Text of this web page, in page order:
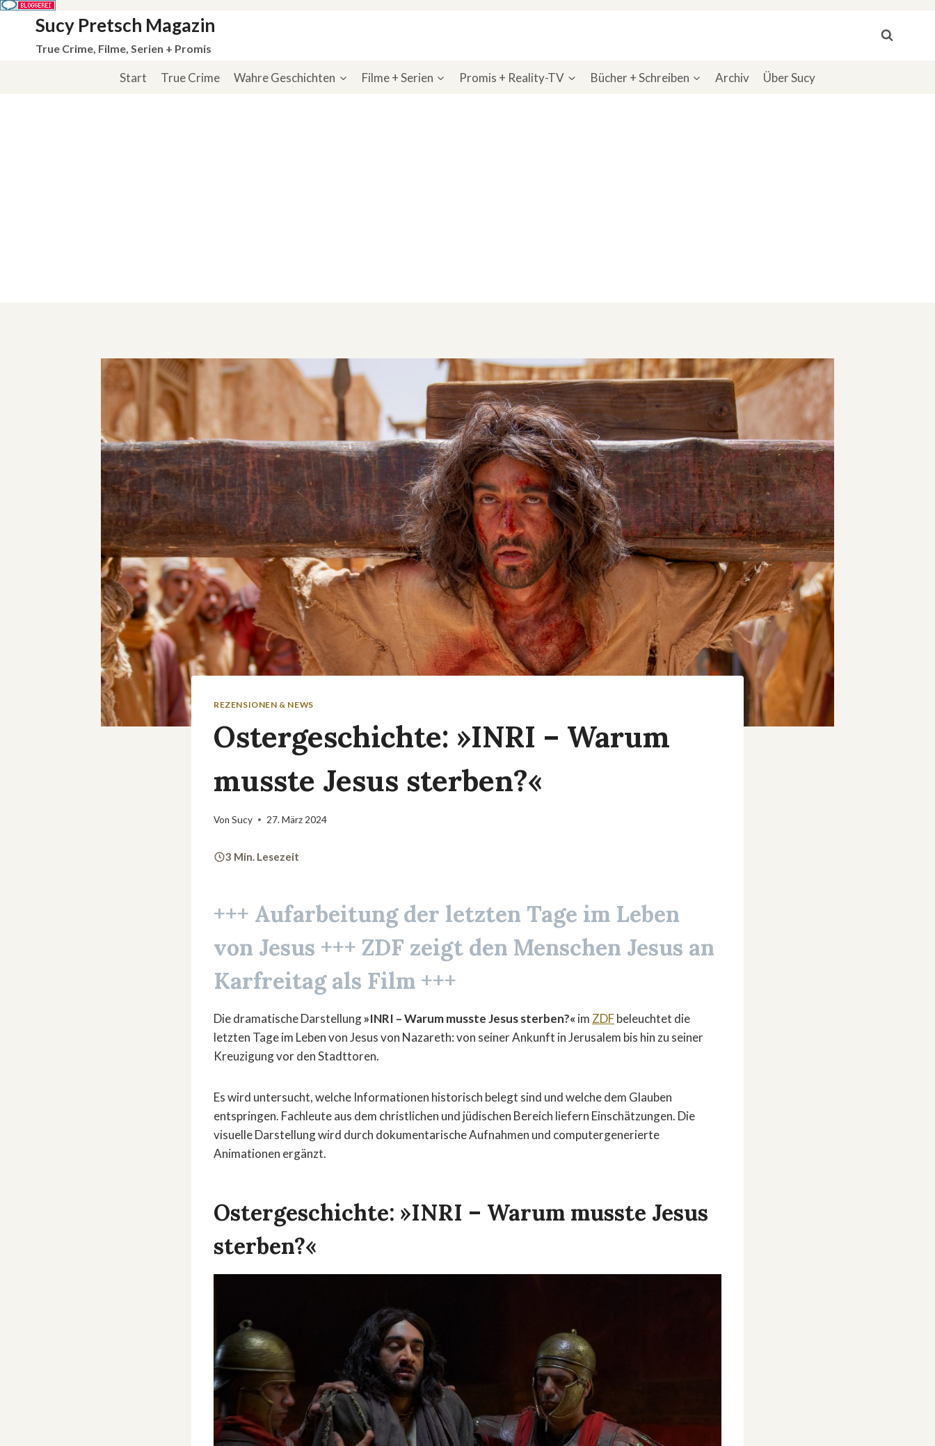
springen
Sucy Pretsch Magazin
True Crime, Filme, Serien + Promis
Start True Crime Wahre Geschichten Filme + Serien Promis + Reality-TV Bücher + Schreiben Archiv Über Sucy
REZENSIONEN & NEWS
Ostergeschichte: »INRI – Warum
musste Jesus sterben?«
Von Sucy 27. März 2024
3 Min. Lesezeit
+++ Aufarbeitung der letzten Tage im Leben
von Jesus +++ ZDF zeigt den Menschen Jesus an
Karfreitag als Film +++
Die dramatische Darstellung»INRI – Warum musste Jesus sterben?« im ZDFbeleuchtet die
letzten Tage im Leben von Jesus von Nazareth: von seiner Ankunft in Jerusalem bis hin zu seiner
Kreuzigung vor den Stadttoren.
Es wird untersucht, welche Informationen historisch belegt sind und welche dem Glauben
entspringen. Fachleute aus dem christlichen und jüdischen Bereich liefern Einschätzungen. Die
visuelle Darstellung wird durch dokumentarische Aufnahmen und computergenerierte
Animationen ergänzt.
Ostergeschichte: »INRI – Warum musste Jesus
sterben?«